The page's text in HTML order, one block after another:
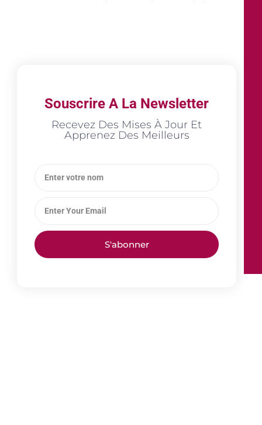
Souscrire A La Newsletter
Recevez Des Mises À Jour Et
Apprenez Des Meilleurs
S'abonner